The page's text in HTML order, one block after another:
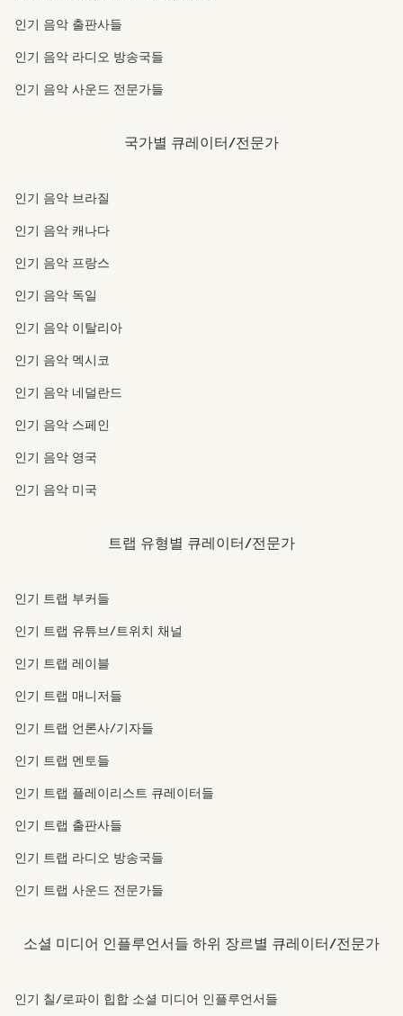
인기 음악 출판사들
인기 음악 라디오 방송국들
인기 음악 사운드 전문가들
국가별 큐레이터/전문가
인기 음악 브라질
인기 음악 캐나다
인기 음악 프랑스
인기 음악 독일
인기 음악 이탈리아
인기 음악 멕시코
인기 음악 네덜란드
인기 음악 스페인
인기 음악 영국
인기 음악 미국
트랩 유형별 큐레이터/전문가
인기 트랩 부커들
인기 트랩 유튜브/트위치 채널
인기 트랩 레이블
인기 트랩 매니저들
인기 트랩 언론사/기자들
인기 트랩 멘토들
인기 트랩 플레이리스트 큐레이터들
인기 트랩 출판사들
인기 트랩 라디오 방송국들
인기 트랩 사운드 전문가들
소셜 미디어 인플루언서들 하위 장르별 큐레이터/전문가
인기 칠/로파이 힙합 소셜 미디어 인플루언서들